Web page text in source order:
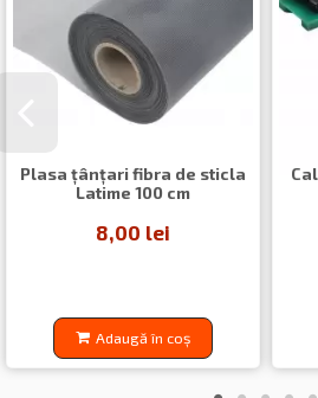
Plasa ţânţari fibra de sticla
Latime 100 cm
8,00 lei
Adaugă în coș